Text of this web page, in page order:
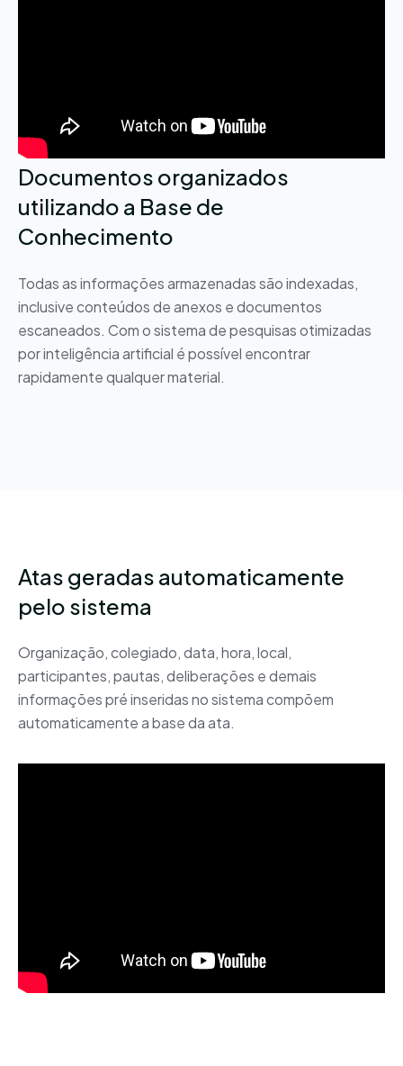
Documentos organizados
utilizando a Base de
Conhecimento
Todas as informações armazenadas são indexadas,
inclusive conteúdos de anexos e documentos
escaneados. Com o sistema de pesquisas otimizadas
por inteligência artificial é possível encontrar
rapidamente qualquer material.
Atas geradas automaticamente
pelo sistema
Organização, colegiado, data, hora, local,
participantes, pautas, deliberações e demais
informações pré inseridas no sistema compõem
automaticamente a base da ata.